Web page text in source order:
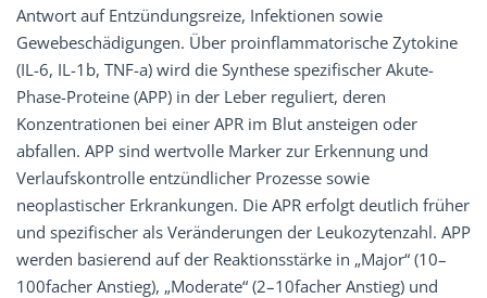
Antwort auf Entzündungsreize, Infektionen sowie
Gewebeschädigungen. Über proinflammatorische Zytokine
(IL-6, IL-1b, TNF-a) wird die Synthese spezifischer Akute-
Phase-Proteine (APP) in der Leber reguliert, deren
Konzentrationen bei einer APR im Blut ansteigen oder
abfallen. APP sind wertvolle Marker zur Erkennung und
Verlaufskontrolle entzündlicher Prozesse sowie
neoplastischer Erkrankungen. Die APR erfolgt deutlich früher
und spezifischer als Veränderungen der Leukozytenzahl. APP
werden basierend auf der Reaktionsstärke in „Major“ (10–
100facher Anstieg), „Moderate“ (2–10facher Anstieg) und